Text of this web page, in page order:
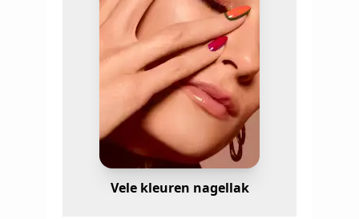
Vele kleuren nagellak